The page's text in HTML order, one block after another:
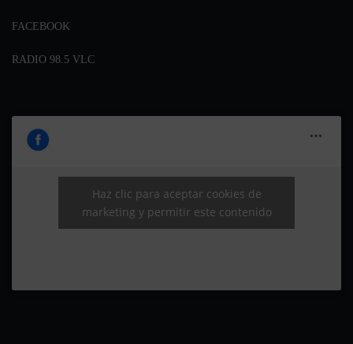
FACEBOOK
RADIO 98.5 VLC
Haz clic para aceptar cookies de
marketing y permitir este contenido